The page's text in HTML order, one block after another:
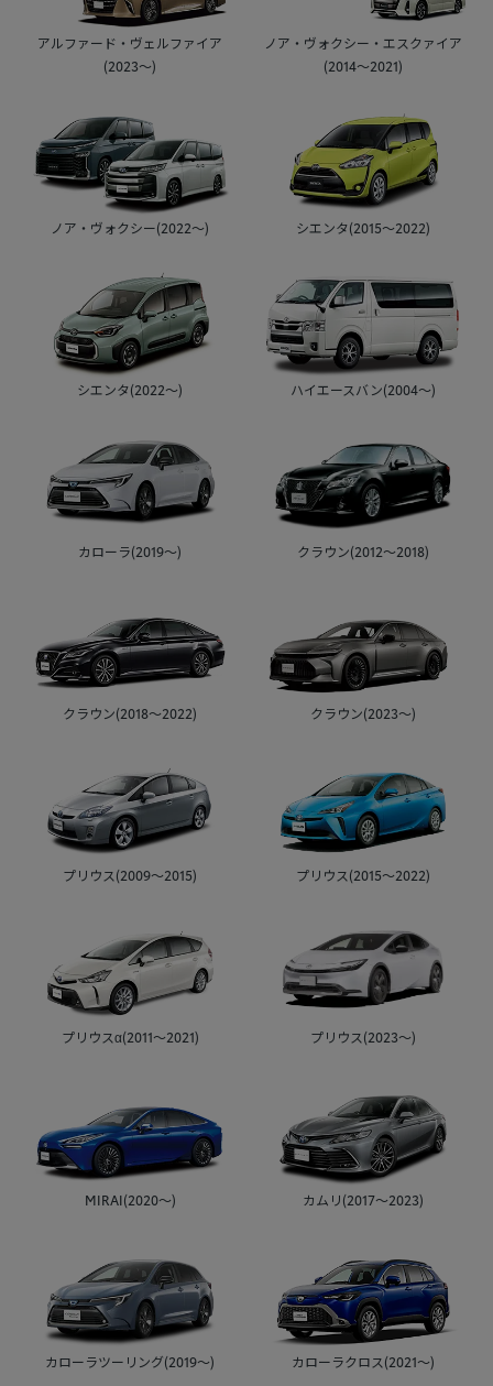
アルファード・ヴェルファイア
(2023～)
ノア・ヴォクシー・エスクァイア
(2014～2021)
ノア・ヴォクシー(2022～) シエンタ(2015～2022)
シエンタ(2022～) ハイエースバン(2004～)
カローラ(2019～) クラウン(2012～2018)
クラウン(2018～2022) クラウン(2023～)
プリウス(2009～2015) プリウス(2015～2022)
プリウスα(2011～2021) プリウス(2023～)
MIRAI(2020～) カムリ(2017～2023)
カローラツーリング(2019～) カローラクロス(2021～)